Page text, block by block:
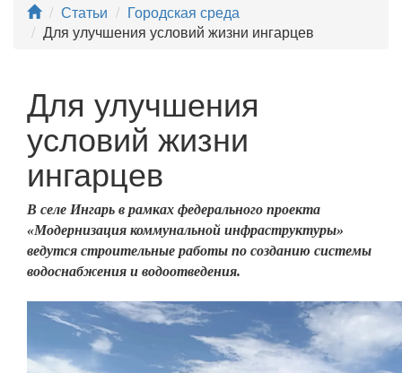
Статьи
Городская среда
Для улучшения условий жизни ингарцев
Для улучшения
условий жизни
ингарцев
В селе Ингарь в рамках федерального проекта
«Модернизация коммунальной инфраструктуры»
ведутся строительные работы по созданию системы
водоснабжения и водоотведения.